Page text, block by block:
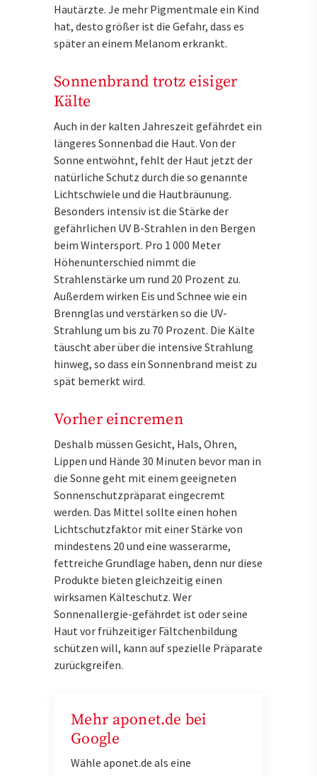
Hautärzte. Je mehr Pigmentmale ein Kind
hat, desto größer ist die Gefahr, dass es
später an einem Melanom erkrankt.
Sonnenbrand trotz eisiger
Kälte
Auch in der kalten Jahreszeit gefährdet ein
längeres Sonnenbad die Haut. Von der
Sonne entwöhnt, fehlt der Haut jetzt der
natürliche Schutz durch die so genannte
Lichtschwiele und die Hautbräunung.
Besonders intensiv ist die Stärke der
gefährlichen UV B-Strahlen in den Bergen
beim Wintersport. Pro 1 000 Meter
Höhenunterschied nimmt die
Strahlenstärke um rund 20 Prozent zu.
Außerdem wirken Eis und Schnee wie ein
Brennglas und verstärken so die UV-
Strahlung um bis zu 70 Prozent. Die Kälte
täuscht aber über die intensive Strahlung
hinweg, so dass ein Sonnenbrand meist zu
spät bemerkt wird.
Vorher eincremen
Deshalb müssen Gesicht, Hals, Ohren,
Lippen und Hände 30 Minuten bevor man in
die Sonne geht mit einem geeigneten
Sonnenschutzpräparat eingecremt
werden. Das Mittel sollte einen hohen
Lichtschutzfaktor mit einer Stärke von
mindestens 20 und eine wasserarme,
fettreiche Grundlage haben, denn nur diese
Produkte bieten gleichzeitig einen
wirksamen Kälteschutz. Wer
Sonnenallergie-gefährdet ist oder seine
Haut vor frühzeitiger Fältchenbildung
schützen will, kann auf spezielle Präparate
zurückgreifen.
Mehr aponet.de bei
Google
Wähle aponet.de als eine